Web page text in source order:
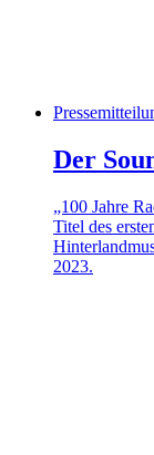
Der
„100 Jahre
Titel des
2023.